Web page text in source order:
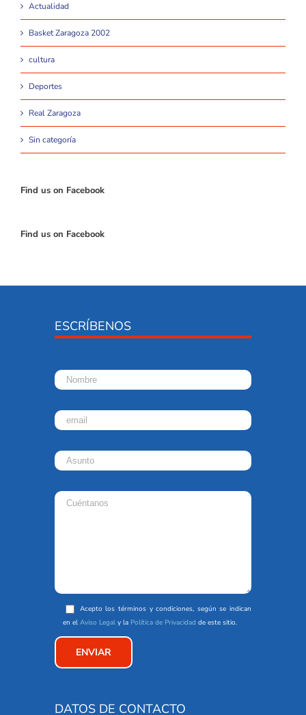
Actualidad
Basket Zaragoza 2002
cultura
Deportes
Real Zaragoza
Sin categoría
Find us on Facebook
Find us on Facebook
ESCRÍBENOS
Acepto los términos y condiciones, según se indican
en el Aviso Legal y la Política de Privacidad de este sitio.
DATOS DE CONTACTO